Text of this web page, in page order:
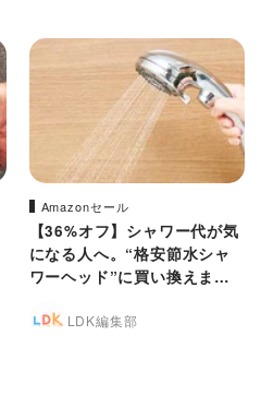
Amazonセール
【36%オフ】シャワー代が気
になる人へ。“格安節水シャ
ワーヘッド”に買い換えませ
ー
LDK編集部